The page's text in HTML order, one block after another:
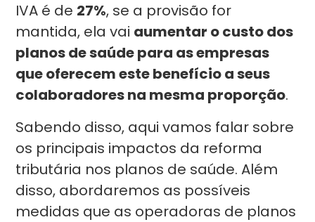
IVA é de 27%, se a provisão for
mantida, ela vai aumentar o custo dos
planos de saúde para as empresas
que oferecem este benefício a seus
colaboradores na mesma proporção.
Sabendo disso, aqui vamos falar sobre
os principais impactos da reforma
tributária nos planos de saúde. Além
disso, abordaremos as possíveis
medidas que as operadoras de planos